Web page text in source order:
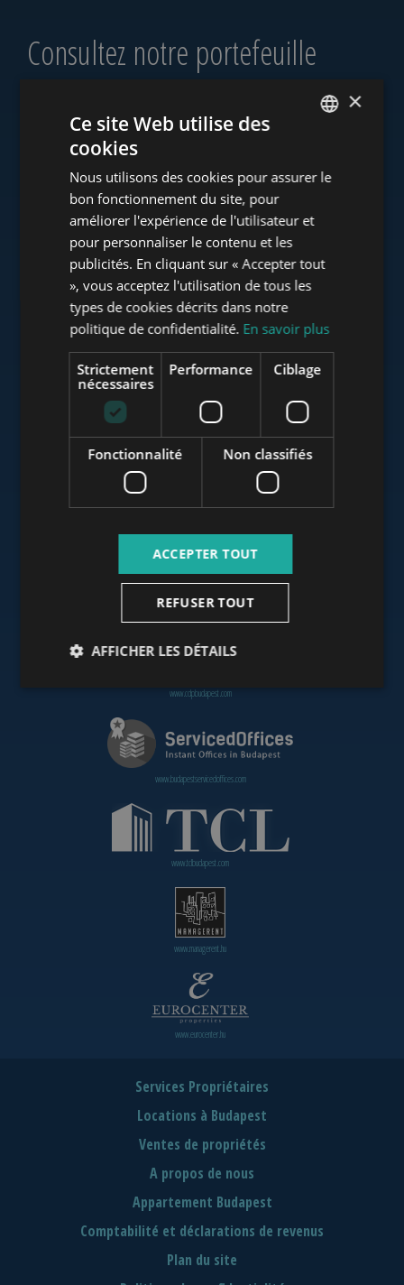
Consultez notre portefeuille
www.towerassistance.com
www.mybudapesthome.com
www.budapestluxuryapartments.hu
www.budapestoffices.net
www.cdpbudapest.com
www.budapestservicedoffices.com
www.tclbudapest.com
www.managerent.hu
www.eurocenter.hu
Services Propriétaires
Locations à Budapest
Ventes de propriétés
A propos de nous
Appartement Budapest
Comptabilité et déclarations de revenus
Plan du site
HUNGARIAN
FRENCH
ITALIAN
RUSSIAN
ARABIC
×
Ce site Web utilise des
cookies
Nous utilisons des cookies pour assurer le
bon fonctionnement du site, pour
améliorer l'expérience de l'utilisateur et
pour personnaliser le contenu et les
publicités. En cliquant sur « Accepter tout
», vous acceptez l'utilisation de tous les
types de cookies décrits dans notre
politique de confidentialité. En savoir plus
Strictement
nécessaires
Performance Ciblage
Fonctionnalité Non classifiés
ACCEPTER TOUT
REFUSER TOUT
AFFICHER LES DÉTAILS